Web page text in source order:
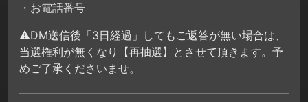
・お電話番号
⚠DM送信後「3日経過」してもご返答が無い場合は、
当選権利が無くなり【再抽選】とさせて頂きます。予
めご了承くださいませ。